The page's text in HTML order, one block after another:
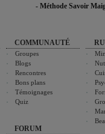
- Méthode Savoir
COMMUNAUTÉ
Groupes
Blogs
Rencontres
Bons plans
Témoignages
Quiz
FORUM